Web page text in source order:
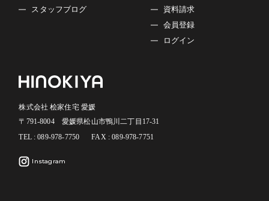
本プライバシーポリシーの適用範囲は、当サイト内としま
リンク先の第三者のサイトにおける個人情報等の保護につ
に関する規約等をご確認下さい。
〒791-8004 愛媛県松山市鴨川二丁目17-31
スタッフブログ
資料請求
会員登録
ログイン
株式会社 桧家住宅 愛媛
〒791-8004 愛媛県松山市鴨川二丁目17-31
TEL : 089-978-7750
FAX : 089-978-7751
Instagram